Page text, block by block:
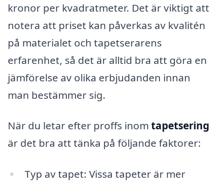
kronor per kvadratmeter. Det är viktigt att
notera att priset kan påverkas av kvalitén
på materialet och tapetserarens
erfarenhet, så det är alltid bra att göra en
jämförelse av olika erbjudanden innan
man bestämmer sig.
När du letar efter proffs inom tapetsering
är det bra att tänka på följande faktorer:
Typ av tapet: Vissa tapeter är mer